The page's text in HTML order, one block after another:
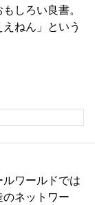
しろい良書。
ねん」という
ワールドでは
ネットワー